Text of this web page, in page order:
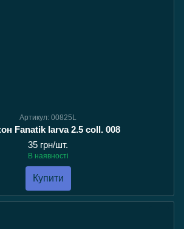
Артикул: 00825L
Fanatik larva 2.5 coll. 008
35 грн/шт.
В наявності
Купити